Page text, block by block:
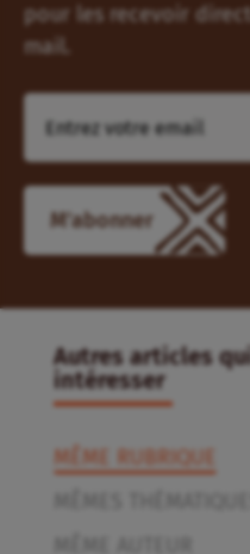
pour les recevoir
mail.
Autres articles
intéresser
MÊME RUBRIQUE